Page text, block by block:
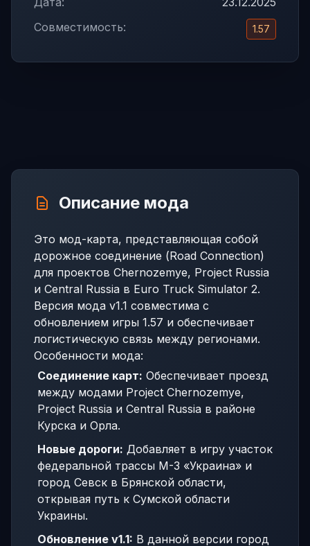
Совместимость:
1.57
Описание мода
Это мод-карта, представляющая собой
дорожное соединение (Road Connection)
для проектов Chernozemye, Project Russia
и Central Russia в Euro Truck Simulator 2.
Версия мода v1.1 совместима с
обновлением игры 1.57 и обеспечивает
логистическую связь между регионами.
Особенности мода:
Соединение карт: Обеспечивает проезд
между модами Project Chernozemye,
Project Russia и Central Russia в районе
Курска и Орла.
Новые дороги: Добавляет в игру участок
федеральной трассы M-3 «Украина» и
город Севск в Брянской области,
открывая путь к Сумской области
Украины.
Обновление v1.1: В данной версии город